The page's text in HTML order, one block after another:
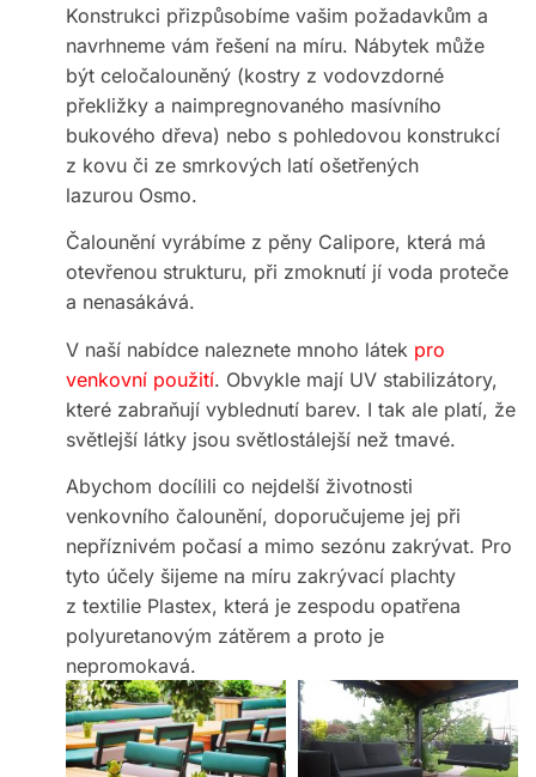
Konstrukci přizpůsobíme vašim požadavkům a
navrhneme vám řešení na míru. Nábytek může
být celočalouněný (kostry z vodovzdorné
překližky a naimpregnovaného masívního
bukového dřeva) nebo s pohledovou konstrukcí
z kovu či ze smrkových latí ošetřených
lazurou Osmo.
Čalounění vyrábíme z pěny Calipore, která má
otevřenou strukturu, při zmoknutí jí voda proteče
a nenasákává.
V naší nabídce naleznete mnoho látek pro
venkovní použití. Obvykle mají UV stabilizátory,
které zabraňují vyblednutí barev. I tak ale platí, že
světlejší látky jsou světlostálejší než tmavé.
Abychom docílili co nejdelší životnosti
venkovního čalounění, doporučujeme jej při
nepříznivém počasí a mimo sezónu zakrývat. Pro
tyto účely šijeme na míru zakrývací plachty
z textilie Plastex, která je zespodu opatřena
polyuretanovým zátěrem a proto je
nepromokavá.